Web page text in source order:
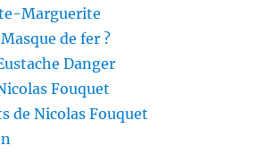
Marguerite
de fer ?
Danger
Fouquet
de Nicolas Fouquet